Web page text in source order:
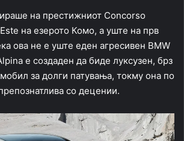
на престижниот Concorso
на езерото Комо, а уште на прв
ова не е уште еден агресивен BMW
е создаден да биде луксузен, брз
за долги патувања, токму она по
со децении.